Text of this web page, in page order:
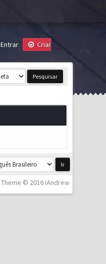
Entrar
Criar
Theme © 2016 iAndrew